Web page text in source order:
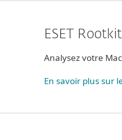
ESET
Analysez votre
En savoir plus sur